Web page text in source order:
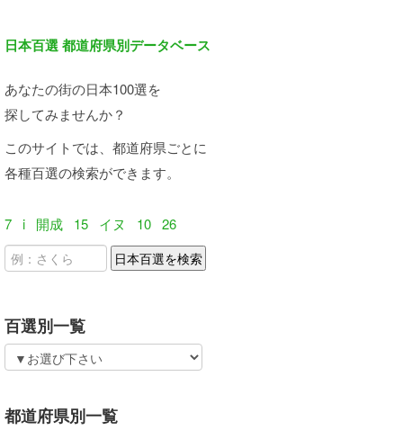
日本百選 都道府県別データベース
あなたの街の日本100選を
探してみませんか？
このサイトでは、都道府県ごとに
各種百選の検索ができます。
7 i 開成 15 イヌ 10 26
百選別一覧
都道府県別一覧